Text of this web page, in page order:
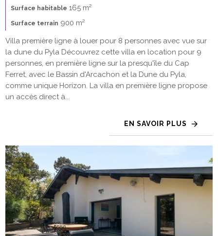
Surface habitable 165 m²
Surface terrain 900 m²
Villa première ligne à louer pour 8 personnes avec vue sur
la dune du Pyla Découvrez cette villa en location pour 9
personnes, en première ligne sur la presqu'île du Cap
Ferret, avec le Bassin d'Arcachon et la Dune du Pyla,
comme unique Horizon. La villa en première ligne propose
un accès direct à...
EN SAVOIR PLUS